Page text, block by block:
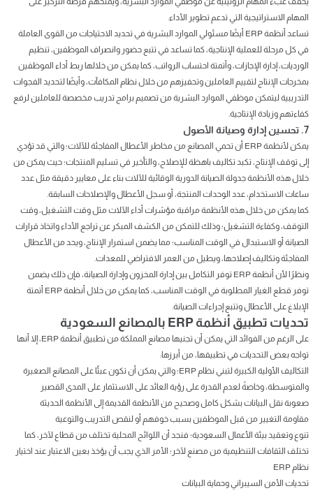
المهام الاستراتيجية التي تدعم تطوير الأداء.
تساعد أنظمة ERP أيضًا مسئولي الموارد البشرية في تحديد الاحتياجات من القوى العاملة
في كل مرحلة للعملية الإنتاجية، كما تساعد في تتبع حضور وانصراف الموظفين، تنظيم
الورديات، إدارة الإجازات، وأتمتة احتساب الرواتب، كما يمكن من خلالها ربط أداء الموظفين
بمخرجات الإنتاج لتقييم العاملين وتحفيزهم من خلال نظام المكافآت، وأيضًا لتحديد الفجوات
التدريبية ليتمكن موظفي الموارد البشرية من تصميم برامج تدريب مخصصة للعاملين لرفع
كفاءتهم وزيادة الإنتاجية.
7. تحسين إدارة وصيانة الأصول
يمكن لأنظمة ERP أن تحمي المصانع من مخاطر الأعطال المفاجئة للآلات؛ والتي قد تؤدي
إلى توقف الإنتاج، تكبد تكاليف باهظة للإصلاح، والتأخير في تسليم المنتجات؛ حيث يمكن من
خلال هذه الأنظمة جدولة الصيانة الدورية الوقائية للآلات بناء على معايير دقيقة مثل عدد
ساعات الاستخدام، عدد الوحدات المنتجة، أو سجل الأعطال والإصلاحات السابقة.
كما يمكن من خلال هذه الأنظمة مراقبة مؤشرات أداء الآلات مثل وقت التشغيل، وقت
التوقف، وكفاءة التشغيل؛ وذلك للتمكن من الكشف المبكر عن تراجع الأداء واتخاذ قرارات
الصيانة أو الاستبدال في الوقت المناسب؛ مما يضمن استمرار الإنتاج، ويحد من الأعطال
المفاجئة وتكاليف إصلاحها، ويطيل من العمر الافتراضي للمعدات.
ونظرًا لأن أنظمة ERP توفر التكامل بين إدارة المخزون وإدارة الصيانة، فإن ذلك يضمن
توفر قطع الغيار المطلوبة في الوقت المناسب، كما يمكن من خلال أنظمة ERP أتمتة
الإبلاغ على الأعطال وتتبع إجراءات الصيانة.
تحديات تطبيق أنظمة ERP بالمصانع السعودية
على الرغم من الفوائد التي يمكن أن تجنيها مصانع المملكة من تطبيق أنظمة ERP، إلا أنها
تواجه بعض التحديات في تطبيقها، من أبرزها:
التكاليف الأولية الكبيرة لتبني نظام ERP؛ والتي يمكن أن تكون عبئًا على المصانع الصغيرة
والمتوسطة، وخاصةً لعدم القدرة على رؤية العائد على الاستثمار على المدى القصير
صعوبة نقل البيانات بشكل كامل وصحيح من الأنظمة القديمة إلى الأنظمة الحديثة
مقاومة التغيير من قبل الموظفين بسبب خوفهم أو لنقص التدريب والتوعية
تنوع وتعقيد بيئة الأعمال السعودية؛ فنجد أن اللوائح المحلية تختلف من قطاع لآخر، كما
تختلف الثقافات التنظيمية من مصنع لآخر؛ الأمر الذي يجب أن يؤخذ بعين الاعتبار عند اختيار
نظام ERP
تحديات الأمن السيبراني وحماية البيانات